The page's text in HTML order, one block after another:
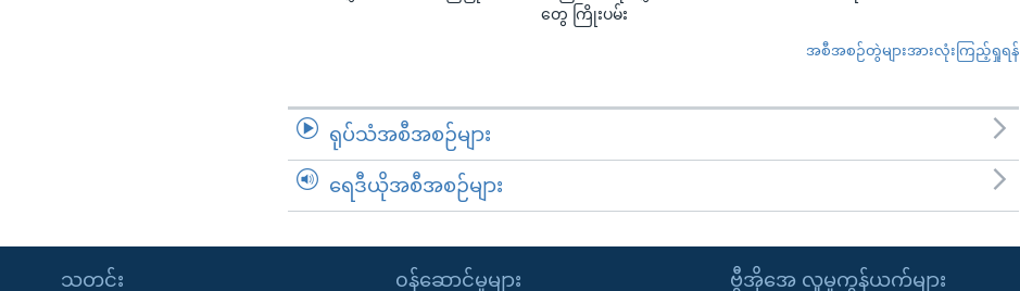
တွေ ကြိုးပမ်း
အစီအစဉ်တွဲများအားလုံးကြည့်ရှုရန်
ရုပ်သံအစီအစဉ်များ
ရေဒီယိုအစီအစဉ်များ
ဗွီအိုအေ လူမှုကွန်ယက်များ
သတင်း ၀န်ဆောင်မှုများ